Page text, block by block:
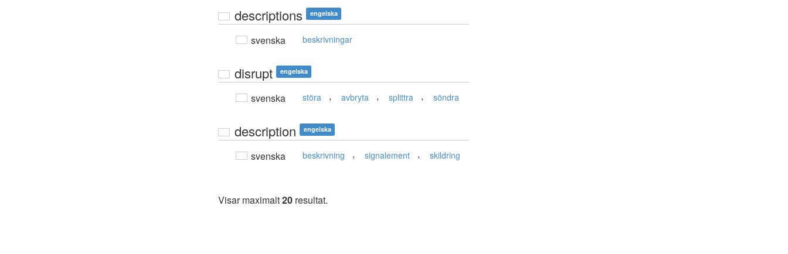
descriptions engelska
svenska beskrivningar
disrupt engelska
svenska störa , avbryta , splittra , söndra
description engelska
svenska beskrivning , signalement , skildring
Visar maximalt20 resultat.